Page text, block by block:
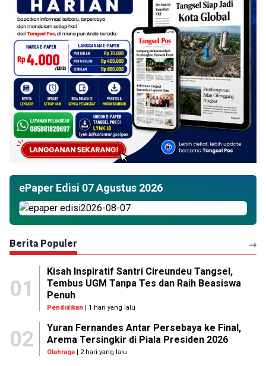
ePaper Edisi 07 Agustus 2026
Berita Populer
01
Kisah Inspiratif Santri Cireundeu Tangsel,
Tembus UGM Tanpa Tes dan Raih Beasiswa
Penuh
Pendidikan | 1 hari yang lalu
02
Yuran Fernandes Antar Persebaya ke Final,
Arema Tersingkir di Piala Presiden 2026
Olahraga| 2 hari yang lalu